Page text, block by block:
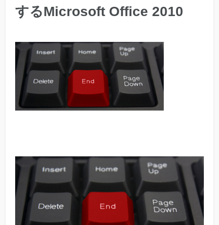
するMicrosoft Office 2010